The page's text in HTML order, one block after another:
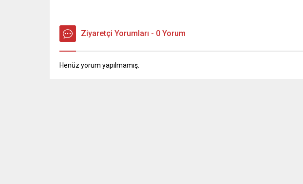
Ziyaretçi Yorumları - 0 Yorum
Henüz yorum yapılmamış.